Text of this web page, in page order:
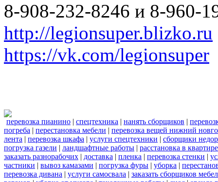
8-908-232-8246 и 8-960-
http://legionsuper.blizko.ru
https://vk.com/legionsuper
перевозка пианино | спецтехника | нанять сборщиков |
погреба | перестановка мебели | перевозка вещей нижний
лента | перевозка шкафа | услуги спецтехники | сборщики
погрузка газели | ландшафтные работы | расстановка в квартире
заказать разнорабочих | доставка | пленка | перевозка стенки |
частники | вывоз камазами | погрузка фуры | уборка |
перевозка дивана | услуги самосвала | заказать сборщиков